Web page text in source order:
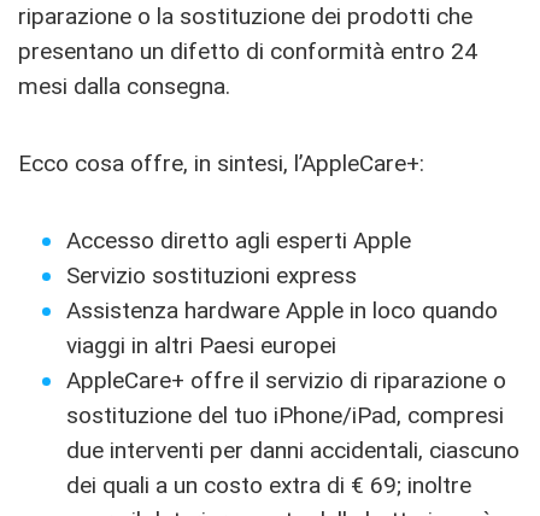
riparazione o la sostituzione dei prodotti che
presentano un difetto di conformità entro 24
mesi dalla consegna.
Ecco cosa offre, in sintesi, l’AppleCare+:
Accesso diretto agli esperti Apple
Servizio sostituzioni express
Assistenza hardware Apple in loco quando
viaggi in altri Paesi europei
AppleCare+ offre il servizio di riparazione o
sostituzione del tuo iPhone/iPad, compresi
due interventi per danni accidentali, ciascuno
dei quali a un costo extra di € 69; inoltre